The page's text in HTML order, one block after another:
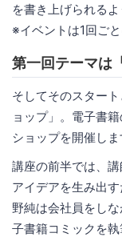
を書き上げられるよ
※イベントは1回ご
第一回テーマは
そしてそのスター
ョップ」。電子書
ショップを開催しま
講座の前半では、
アイデアを生み出
野純は会社員をし
子書籍コミックを